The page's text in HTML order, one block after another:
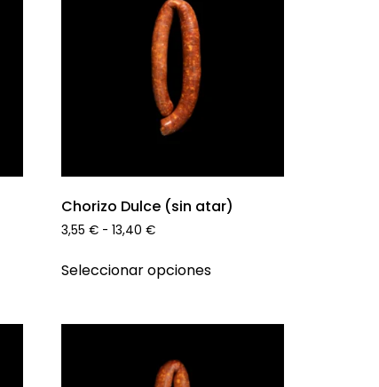
Chorizo Dulce (sin atar)
3,55€ - 13,40€
Seleccionar opciones